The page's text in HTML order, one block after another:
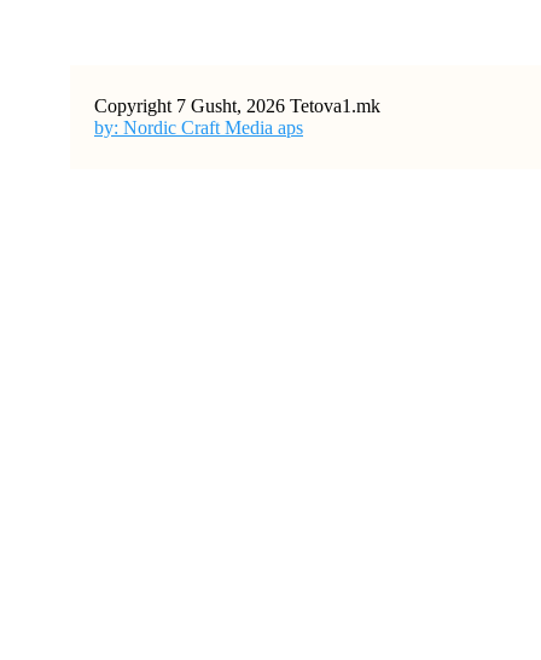
Copyright 7 Gusht, 2026 Tetova1.mk
by: Nordic Craft Media aps